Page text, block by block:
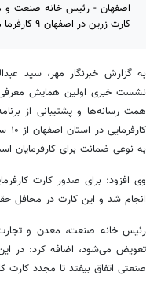
کارت زرین در اصفهان ۹ کارفرما موفق به دریافت کارت سرآمد شدند.
به گزارش خبرنگار مهر، سید
نشست خبری اولین همایش معرفی
همت رسانه‌ها و پشتیبانی از
به نوعی ضمانت برای کارفرمایان
وی افزود: برای صدور کارت
انجام شد و این کارت در محافل
رئیس خانه صنعت، معدن و تجارت
تعویض می‌شود، اضافه کرد: در
صنعتی اتفاق بیفتد تا مجدد کارت